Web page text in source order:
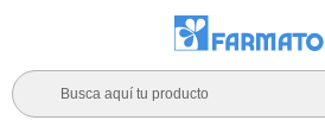
Busca aquí tu producto